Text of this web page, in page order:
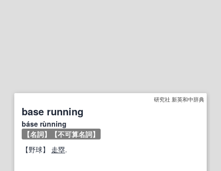
研究社 新英和中辞典
base running
báse rùnning
【名詞】
【不可算名詞】
【野球】 走塁.